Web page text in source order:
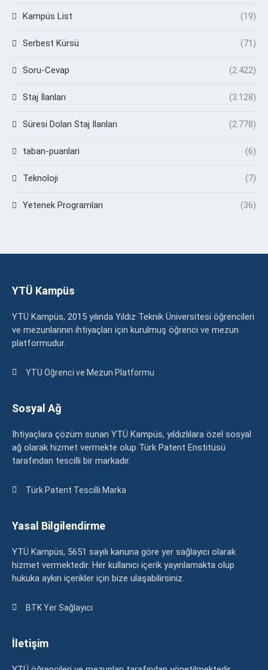
Kampüs List (19)
Serbest Kürsü (71)
Soru-Cevap (2.422)
Staj İlanları (3.128)
Süresi Dolan Staj İlanları (2.778)
taban-puanlari (6)
Teknoloji (7)
Yetenek Programları (36)
YTÜ Kampüs
YTÜ Kampüs, 2015 yılında Yıldız Teknik Üniversitesi öğrencileri
ve mezunlarının ihtiyaçları için kurulmuş öğrenci ve mezun
platformudur.
YTÜ Öğrenci ve Mezun Platformu
Sosyal Ağ
İhtiyaçlara çözüm sunan YTÜ Kampüs, yıldızlılara özel sosyal
ağ olarak hizmet vermekte olup Türk Patent Enstitüsü
tarafından tescilli bir markadır.
Türk Patent Tescilli Marka
Yasal Bilgilendirme
YTÜ Kampüs, 5651 sayılı kanuna göre yer sağlayıcı olarak
hizmet vermektedir. Her kullanıcı içerik yayınlamakta olup
hukuka aykırı içerikler için bize ulaşabilirsiniz.
BTK Yer Sağlayıcı
İletişim